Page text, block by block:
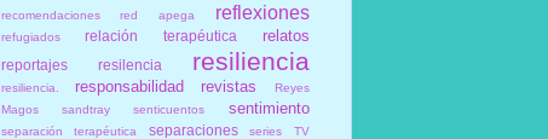
recomendaciones
red apega reflexiones
refugiados relación terapéutica relatos
reportajes resilencia resiliencia
resiliencia. responsabilidad revistas
Reyes
Magos
sandtray senticuentos sentimiento
separación terapéutica separaciones
series TV